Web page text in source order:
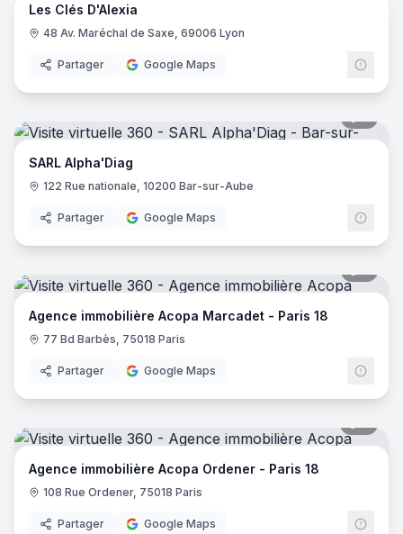
Les Clés D'Alexia
48 Av. Maréchal de Saxe, 69006 Lyon
Partager Google Maps
SARL Alpha'Diag
122 Rue nationale, 10200 Bar-sur-Aube
Partager Google Maps
Agence immobilière Acopa Marcadet - Paris 18
77 Bd Barbès, 75018 Paris
Partager Google Maps
Agence immobilière Acopa Ordener - Paris 18
108 Rue Ordener, 75018 Paris
Partager Google Maps